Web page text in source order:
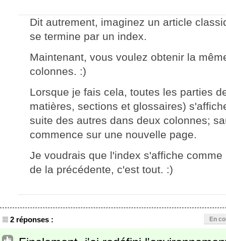
Dit autrement, imaginez un article
se termine par un index.
Maintenant, vous voulez obtenir la
colonnes. :)
Lorsque je fais cela, toutes les parties
matières, sections et glossaires)
suite des autres dans deux colonnes;
commence sur une nouvelle page.
Je voudrais que l'index s'affiche
de la précédente, c'est tout. :)
2 réponses : En